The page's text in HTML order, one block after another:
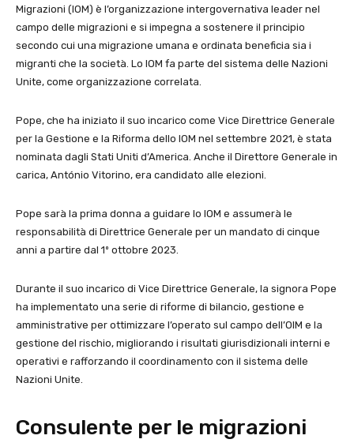
Migrazioni (IOM) è l’organizzazione intergovernativa leader nel
campo delle migrazioni e si impegna a sostenere il principio
secondo cui una migrazione umana e ordinata beneficia sia i
migranti che la società. Lo IOM fa parte del sistema delle Nazioni
Unite, come organizzazione correlata.
Pope, che ha iniziato il suo incarico come Vice Direttrice Generale
per la Gestione e la Riforma dello IOM nel settembre 2021, è stata
nominata dagli Stati Uniti d’America. Anche il Direttore Generale in
carica, António Vitorino, era candidato alle elezioni.
Pope sarà la prima donna a guidare lo IOM e assumerà le
responsabilità di Direttrice Generale per un mandato di cinque
anni a partire dal 1º ottobre 2023.
Durante il suo incarico di Vice Direttrice Generale, la signora Pope
ha implementato una serie di riforme di bilancio, gestione e
amministrative per ottimizzare l’operato sul campo dell’OIM e la
gestione del rischio, migliorando i risultati giurisdizionali interni e
operativi e rafforzando il coordinamento con il sistema delle
Nazioni Unite.
Consulente per le migrazioni